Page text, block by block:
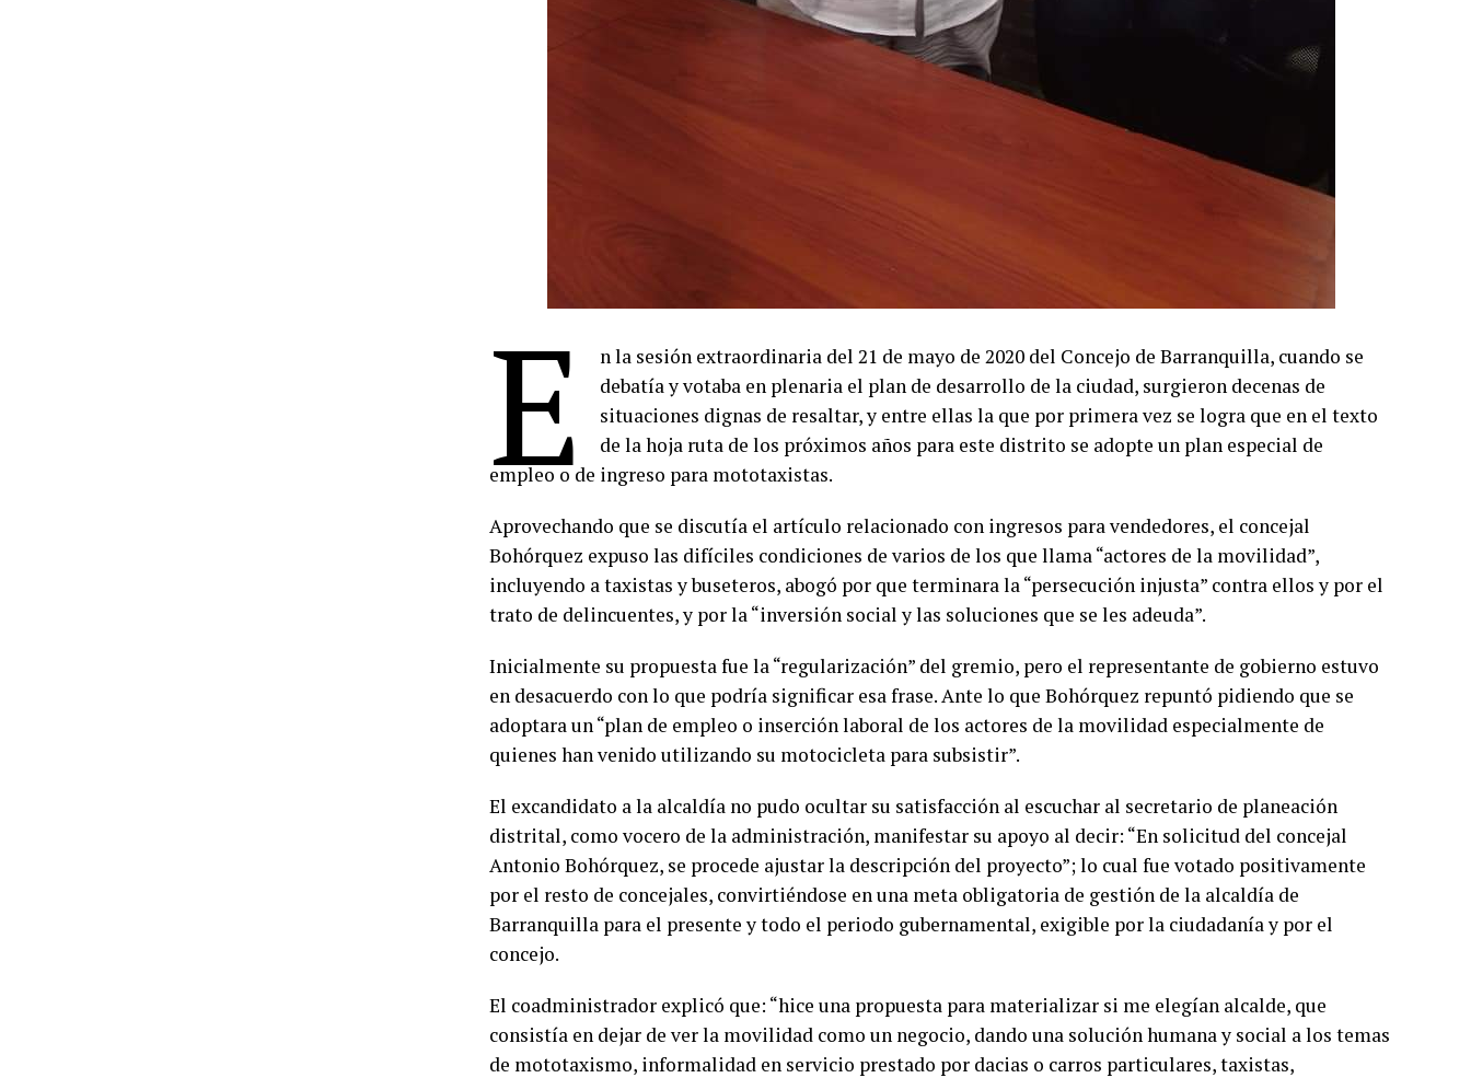
E
n la sesión extraordinaria del 21 de mayo de 2020 del Concejo de Barranquilla, cuando se
debatía y votaba en plenaria el plan de desarrollo de la ciudad, surgieron decenas de
situaciones dignas de resaltar, y entre ellas la que por primera vez se logra que en el texto
de la hoja ruta de los próximos años para este distrito se adopte un plan especial de
empleo o de ingreso para mototaxistas.
Aprovechando que se discutía el artículo relacionado con ingresos para vendedores, el concejal
Bohórquez expuso las difíciles condiciones de varios de los que llama “actores de la movilidad”,
incluyendo a taxistas y buseteros, abogó por que terminara la “persecución injusta” contra ellos y por el
trato de delincuentes, y por la “inversión social y las soluciones que se les adeuda”.
Inicialmente su propuesta fue la “regularización” del gremio, pero el representante de gobierno estuvo
en desacuerdo con lo que podría significar esa frase. Ante lo que Bohórquez repuntó pidiendo que se
adoptara un “plan de empleo o inserción laboral de los actores de la movilidad especialmente de
quienes han venido utilizando su motocicleta para subsistir”.
El excandidato a la alcaldía no pudo ocultar su satisfacción al escuchar al secretario de planeación
distrital, como vocero de la administración, manifestar su apoyo al decir: “En solicitud del concejal
Antonio Bohórquez, se procede ajustar la descripción del proyecto”; lo cual fue votado positivamente
por el resto de concejales, convirtiéndose en una meta obligatoria de gestión de la alcaldía de
Barranquilla para el presente y todo el periodo gubernamental, exigible por la ciudadanía y por el
concejo.
El coadministrador explicó que: “hice una propuesta para materializar si me elegían alcalde, que
consistía en dejar de ver la movilidad como un negocio, dando una solución humana y social a los temas
de mototaxismo, informalidad en servicio prestado por dacias o carros particulares, taxistas,